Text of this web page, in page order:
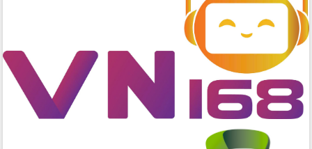
tồn tại IUU, sẵn sàng làm việc với
Đoàn thanh tra EC
Chủ tịch UBND tỉnh Tạ Anh Tuấn thăm,
chúc mừng các bệnh viện nhân Ngày
Thầy thuốc Việt Nam